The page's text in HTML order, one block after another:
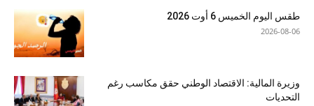
طقس اليوم الخميس 6 أوت 2026
2026-08-06
وزيرة المالية: الاقتصاد الوطني حقق مكاسب رغم
التحديات